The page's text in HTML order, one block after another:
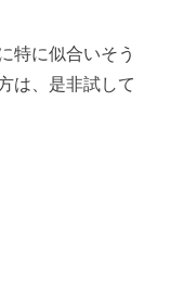
特に似合いそう
は、是非試して